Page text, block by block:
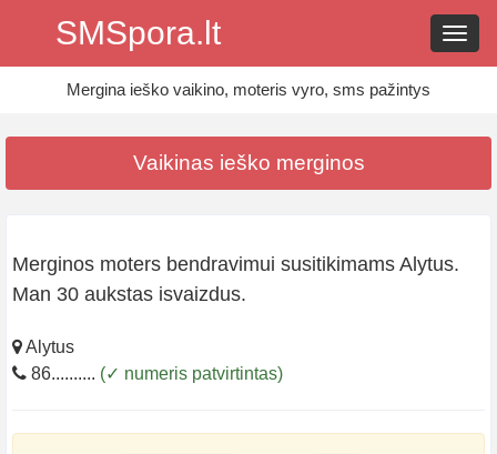
SMSpora.lt
Mergina ieško vaikino, moteris vyro, sms pažintys
Vaikinas ieško merginos
Merginos moters bendravimui susitikimams Alytus.
Man 30 aukstas isvaizdus.
Alytus
86.......... (✓ numeris patvirtintas)